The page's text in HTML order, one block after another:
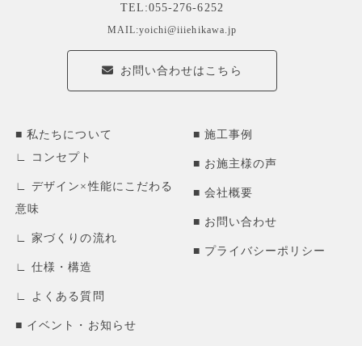
TEL:055-276-6252
MAIL:yoichi@iiiehikawa.jp
お問い合わせはこちら
私たちについて
コンセプト
デザイン×性能にこだわる
意味
家づくりの流れ
仕様・構造
よくある質問
イベント・お知らせ
施工事例
お施主様の声
会社概要
お問い合わせ
プライバシーポリシー